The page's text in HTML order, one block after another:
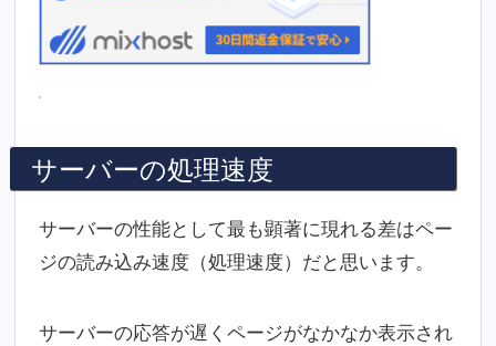
サーバーの処理速度
サーバーの性能として最も顕著に現れる差はペー
ジの読み込み速度（処理速度）だと思います。
サーバーの応答が遅くページがなかなか表示され